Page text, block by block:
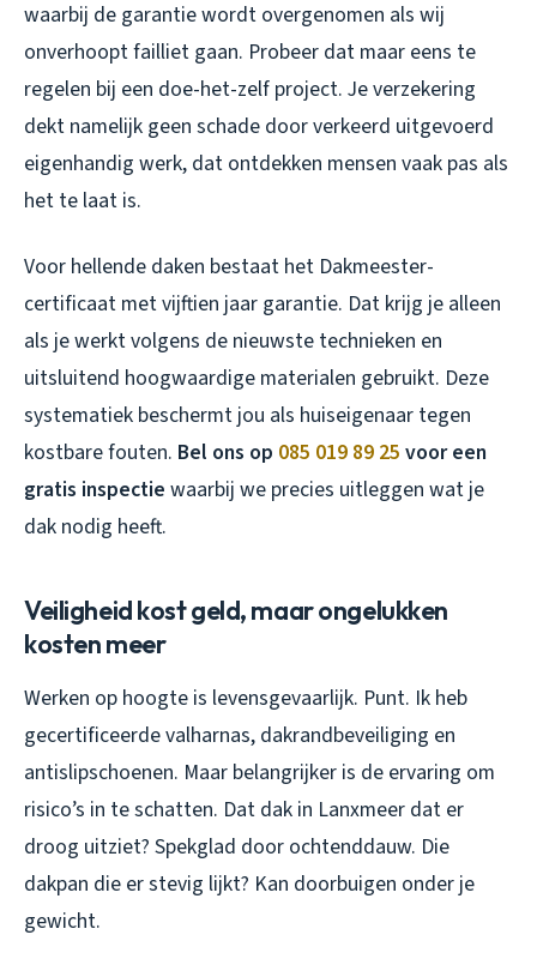
waarbij de garantie wordt overgenomen als wij
onverhoopt failliet gaan. Probeer dat maar eens te
regelen bij een doe-het-zelf project. Je verzekering
dekt namelijk geen schade door verkeerd uitgevoerd
eigenhandig werk, dat ontdekken mensen vaak pas als
het te laat is.
Voor hellende daken bestaat het Dakmeester-
certificaat met vijftien jaar garantie. Dat krijg je alleen
als je werkt volgens de nieuwste technieken en
uitsluitend hoogwaardige materialen gebruikt. Deze
systematiek beschermt jou als huiseigenaar tegen
kostbare fouten. Bel ons op 085 019 89 25 voor een
gratis inspectie waarbij we precies uitleggen wat je
dak nodig heeft.
Veiligheid kost geld, maar ongelukken
kosten meer
Werken op hoogte is levensgevaarlijk. Punt. Ik heb
gecertificeerde valharnas, dakrandbeveiliging en
antislipschoenen. Maar belangrijker is de ervaring om
risico’s in te schatten. Dat dak in Lanxmeer dat er
droog uitziet? Spekglad door ochtenddauw. Die
dakpan die er stevig lijkt? Kan doorbuigen onder je
gewicht.